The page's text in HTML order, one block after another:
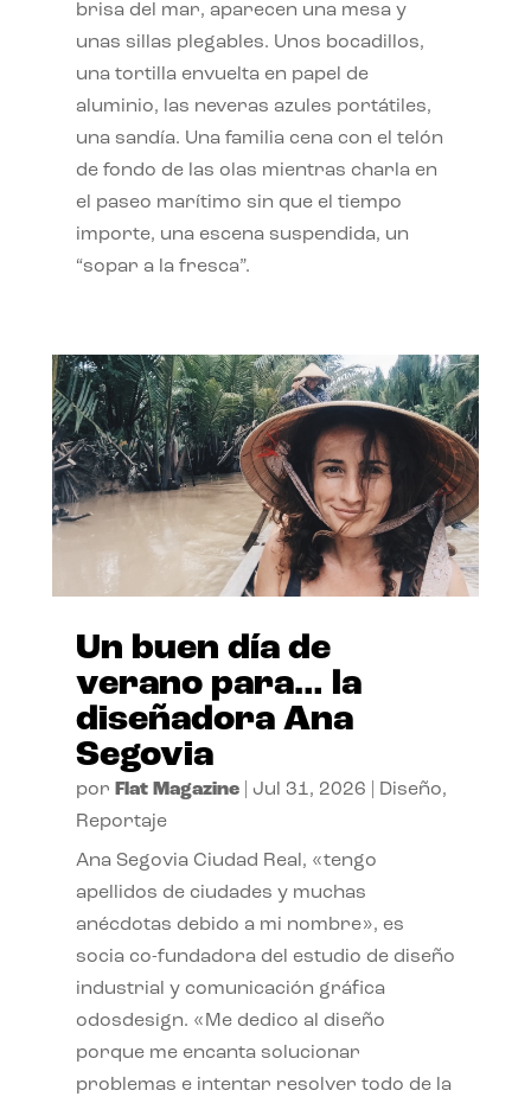
brisa del mar, aparecen una mesa y
unas sillas plegables. Unos bocadillos,
una tortilla envuelta en papel de
aluminio, las neveras azules portátiles,
una sandía. Una familia cena con el telón
de fondo de las olas mientras charla en
el paseo marítimo sin que el tiempo
importe, una escena suspendida, un
“sopar a la fresca”.
Un buen día de
verano para… la
diseñadora Ana
Segovia
por Flat Magazine| Jul 31, 2026 Diseño,
Reportaje
Ana Segovia Ciudad Real, «tengo
apellidos de ciudades y muchas
anécdotas debido a mi nombre», es
socia co-fundadora del estudio de diseño
industrial y comunicación gráfica
odosdesign. «Me dedico al diseño
porque me encanta solucionar
problemas e intentar resolver todo de la